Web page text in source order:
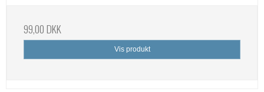
99,00 DKK
Vis produkt